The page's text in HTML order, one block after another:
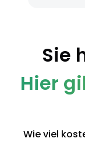
Sie
Hier
Wie viel